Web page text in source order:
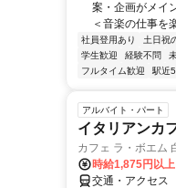
案・企画がメイ
＜音楽の仕事を
社員登用あり 土日祝
学生歓迎
経験不問
フルタイム歓迎
駅近
アルバイト・パート
イタリアンカ
カフェ ラ・ボエム
時給1,875円以上
交通・アクセス